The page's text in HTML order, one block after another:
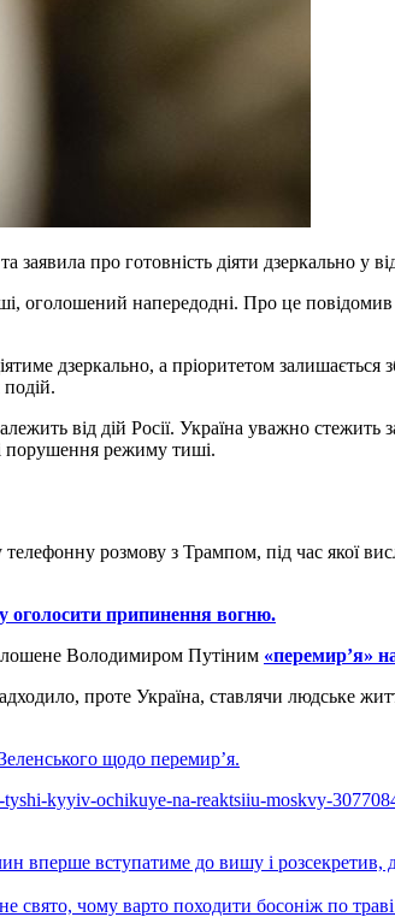
та заявила про готовність діяти дзеркально у
оголошений напередодні. Про це
дзеркально, а пріоритетом залишається
від дій Росії. Україна уважно стежить
порушення режиму тиші.
розмову з Трампом, під час якої
оголосити припинення вогню.
Володимиром Путіним «перемир’я»
проте Україна, ставлячи людське
щодо перемир’я.
kyyiv-ochikuye-na-reaktsiiu-moskvy-
вступатиме до вишу і розсекретив,
свято, чому варто походити босоніж по